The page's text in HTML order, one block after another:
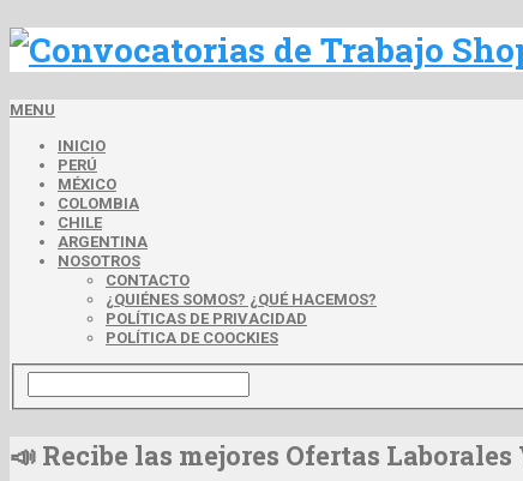
MENU
INICIO
PERÚ
MÉXICO
COLOMBIA
CHILE
ARGENTINA
NOSOTROS
CONTACTO
¿QUIÉNES SOMOS? ¿QUÉ HACEMOS?
POLÍTICAS DE PRIVACIDAD
POLÍTICA DE COOCKIES
📣 Recibe las mejores Ofertas Laborales